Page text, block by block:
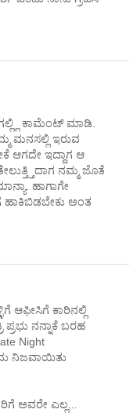
ಕಾಮೆಂಟ್ ಮಾಡಿ.
ಮನಸಲ್ಲಿ ಇರುವ
ಆಗದೇ ಇದ್ದಾಗ ಆ
ನಮ್ಮ ಜೊತೆ
ಹಾಗಾಗೇ
ಹಾಕಿಬಿಡಬೇಕು ಅಂತ
ಆಫೀಸಿಗೆ ಕಾರಿನಲ್ಲಿ
ನನ್ನಾಕೆ ಬರಹ
Night
ನಿಜವಾಯಿತು
ಅವರೇ ಎಲ್ಲ...